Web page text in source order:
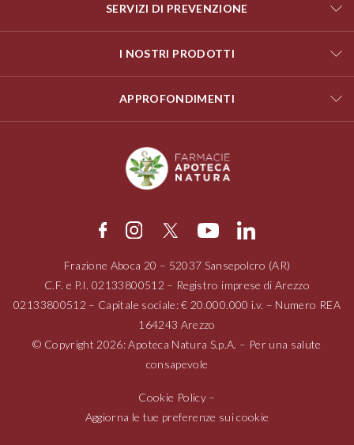
SERVIZI DI PREVENZIONE
I NOSTRI PRODOTTI
APPROFONDIMENTI
Frazione Aboca 20 – 52037 Sansepolcro (AR)
C.F. e P.I.02133800512 – Registro imprese di Arezzo
02133800512 – Capitale sociale: € 20.000.000 i.v. – Numero REA
164243 Arezzo
© Copyright 2026: Apoteca Natura S.p.A. – Per una salute
consapevole
Cookie Policy–
Aggiorna le tue preferenze sui cookie